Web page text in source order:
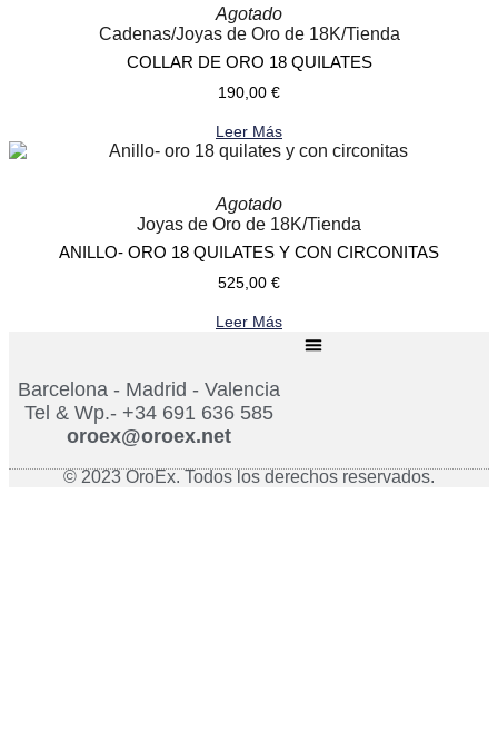
Agotado
Cadenas/Joyas de Oro de 18K/Tienda
COLLAR DE ORO 18 QUILATES
190,00 €
Leer Más
Agotado
Joyas de Oro de 18K/Tienda
ANILLO- ORO 18 QUILATES Y CON CIRCONITAS
525,00 €
Leer Más
Barcelona - Madrid - Valencia
Tel & Wp.- +34 691 636 585
oroex@oroex.net
© 2023 OroEx. Todos los derechos reservados.